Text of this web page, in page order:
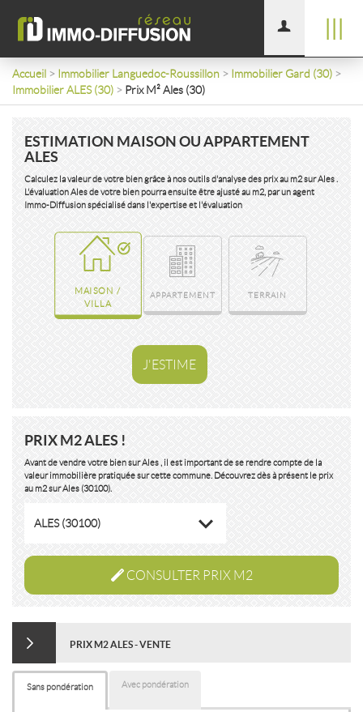
Accueil > Immobilier Languedoc-Roussillon > Immobilier Gard (30) >
Immobilier ALES (30) > Prix M² Ales (30)
ESTIMATION MAISON OU APPARTEMENT
ALES
Calculez la valeur de votre bien grâce à nos outils d'analyse des prix au m2 sur Ales .
L'évaluation Ales de votre bien pourra ensuite être ajusté au m2, par un agent
Immo-Diffusion spécialisé dans l'expertise et l'évaluation
MAISON /
VILLA
APPARTEMENT TERRAIN
J'ESTIME
PRIX M2 ALES !
Avant de vendre votre bien sur Ales , il est important de se rendre compte de la
valeur immobilière pratiquée sur cette commune. Découvrez dès à présent le prix
au m2 sur Ales (30100).
ALES (30100)
CONSULTER PRIX M2
PRIX M2 ALES - VENTE
Sans pondération Avec pondération